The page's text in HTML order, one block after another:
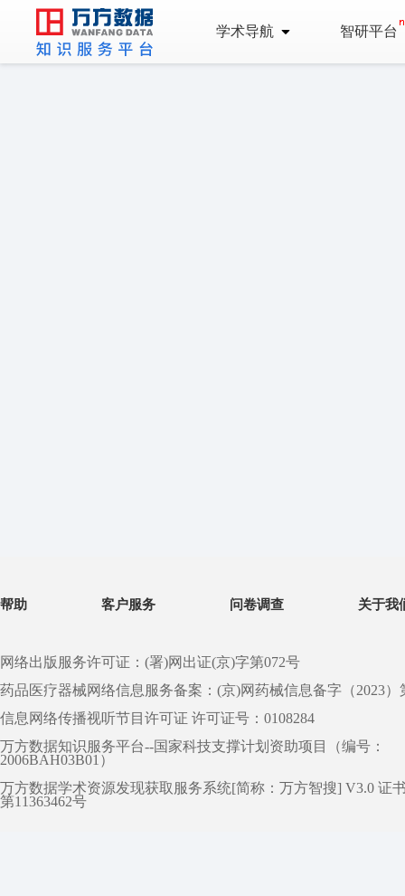
学术导航 智研平台
帮助 客户服务 问卷调查 关于我
网络出版服务许可证：(署)网出证(京)字第072号
药品医疗器械网络信息服务备案：(京)网药械信息备字（2023）
信息网络传播视听节目许可证 许可证号：0108284
万方数据知识服务平台--国家科技支撑计划资助项目（编号：
2006BAH03B01）
万方数据学术资源发现获取服务系统[简称：万方智搜] V3.0 证
第11363462号